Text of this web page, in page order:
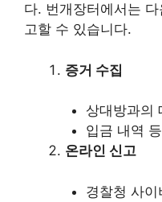
다. 번개장터에서는
고할 수 있습니다.
증거 수집
상대방과의
입금 내역
온라인 신고
경찰청 사